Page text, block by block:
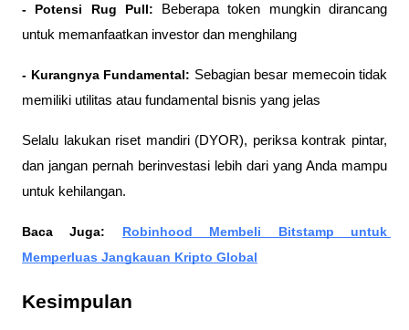
- Potensi Rug Pull:
Beberapa token mungkin dirancang
untuk memanfaatkan investor dan menghilang
- Kurangnya Fundamental: Sebagian besar memecoin tidak
memiliki utilitas atau fundamental bisnis yang jelas
Selalu lakukan riset mandiri (DYOR), periksa kontrak pintar,
dan jangan pernah berinvestasi lebih dari yang Anda mampu
untuk kehilangan.
Baca Juga: Robinhood Membeli Bitstamp untuk
Memperluas Jangkauan Kripto Global
Kesimpulan